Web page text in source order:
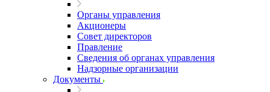
Органы управления
Акционеры
Совет директоров
Правление
Сведения об органах управления
Надзорные организации
Документы